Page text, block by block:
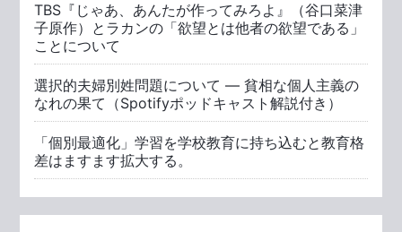
TBS『じゃあ、あんたが作ってみろよ』（谷口菜津
子原作）とラカンの「欲望とは他者の欲望である」
ことについて
選択的夫婦別姓問題について ― 貧相な個人主義の
なれの果て（Spotifyポッドキャスト解説付き）
「個別最適化」学習を学校教育に持ち込むと教育格
差はますます拡大する。